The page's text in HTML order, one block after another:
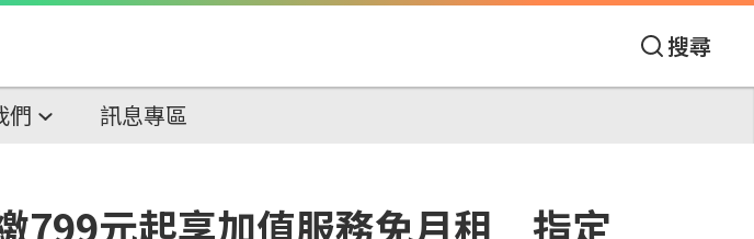
搜尋
們 訊息專區
799元起享加值服務免月租 指定